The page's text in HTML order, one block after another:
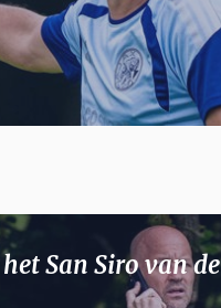
San Siro van de